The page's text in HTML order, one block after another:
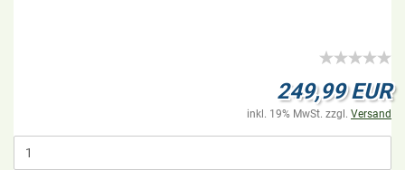
249,99 EUR
inkl. 19% MwSt. zzgl. Versand